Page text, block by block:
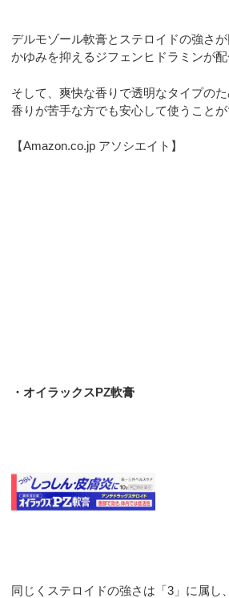
デルモゾール軟膏とステロイドの強さが
かゆみを抑えるジフェンヒドラミンが配
そして、爽快な香りで透明なタイプの
香りが苦手な方でも安心して使うことが
【Amazon.co.jp アソシエイト】
・オイラックスPZ軟膏
同じくステロイドの強さは「3」に属し